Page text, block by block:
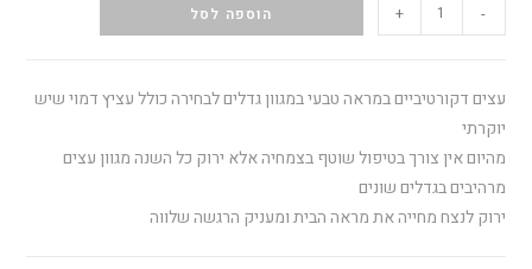
-
+ הוספה לסל
עצים דקורטיביים במראה טבעי במגוון גדלים לבחירה כולל עציץ דמוי שיש
יוקרתי
מהיום אין צורך בטיפול שוטף בצמחיה אלא ירוק כל השנה מגוון עצים
מרהיבים בגדלים שונים
ירוק לנצח מחייה את מראה הבית ומעניק הרגשה שלווה